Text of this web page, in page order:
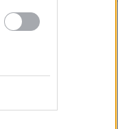
28 Ιουλίου 2026, 10:58